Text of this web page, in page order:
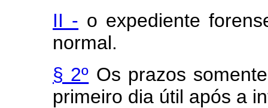
II - o expediente
normal.
§ 2º Os prazos
primeiro dia útil após a